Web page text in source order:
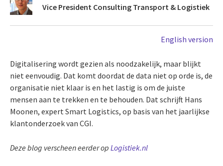
Vice President Consulting Transport & Logistiek
English version
Digitalisering wordt gezien als noodzakelijk, maar blijkt
niet eenvoudig. Dat komt doordat de data niet op orde is, de
organisatie niet klaar is en het lastig is om de juiste
mensen aan te trekken en te behouden. Dat schrijft Hans
Moonen, expert Smart Logistics, op basis van het jaarlijkse
klantonderzoek van CGI.
Deze blog verscheen eerder op Logistiek.nl